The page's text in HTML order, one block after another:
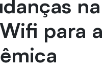
na
para a